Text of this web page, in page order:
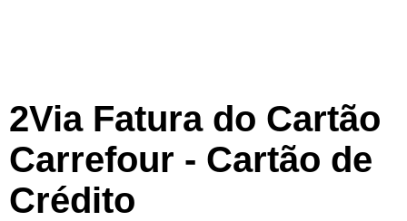
2Via Fatura do Cartão
Carrefour - Cartão de
Crédito